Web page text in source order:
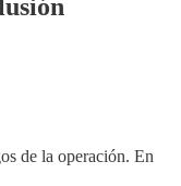
de la operación. En